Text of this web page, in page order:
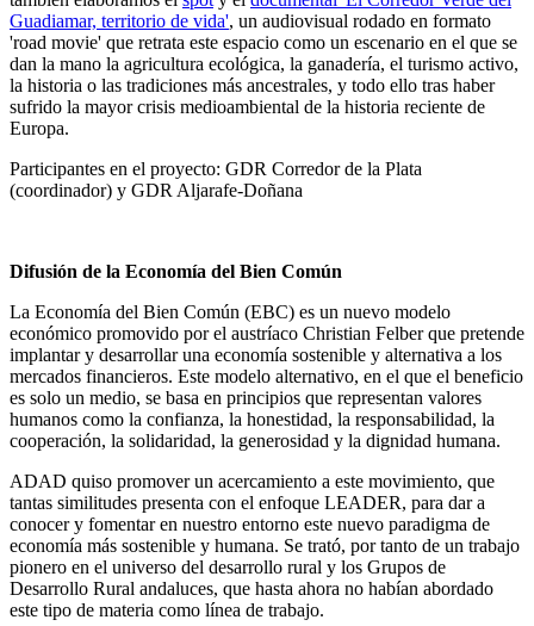
Guadiamar, territorio de vida', un audiovisual rodado en formato
'road movie' que retrata este espacio como un escenario en el que se
dan la mano la agricultura ecológica, la ganadería, el turismo activo,
la historia o las tradiciones más ancestrales, y todo ello tras haber
sufrido la mayor crisis medioambiental de la historia reciente de
Europa.
Participantes en el proyecto: GDR Corredor de la Plata
(coordinador) y GDR Aljarafe-Doñana
Difusión de la Economía del Bien Común
La Economía del Bien Común (EBC) es un nuevo modelo
económico promovido por el austríaco Christian Felber que pretende
implantar y desarrollar una economía sostenible y alternativa a los
mercados financieros. Este modelo alternativo, en el que el beneficio
es solo un medio, se basa en principios que representan valores
humanos como la confianza, la honestidad, la responsabilidad, la
cooperación, la solidaridad, la generosidad y la dignidad humana.
ADAD quiso promover un acercamiento a este movimiento, que
tantas similitudes presenta con el enfoque LEADER, para dar a
conocer y fomentar en nuestro entorno este nuevo paradigma de
economía más sostenible y humana. Se trató, por tanto de un trabajo
pionero en el universo del desarrollo rural y los Grupos de
Desarrollo Rural andaluces, que hasta ahora no habían abordado
este tipo de materia como línea de trabajo.